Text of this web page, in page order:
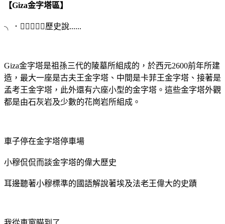
【Giza金字塔區】
╮．﹏．╭歷史說......
Giza金字塔是祖孫三代的陵墓所組成的，於西元2600前年所建
造，最大一座是古夫王金字塔、中間是卡菲王金字塔、接著是
孟考王金字塔，此外還有六座小型的金字塔。這些金字塔外觀
都是由石灰岩及少數的花崗岩所組成。
車子停在金字塔停車場
小穆侃侃而談金字塔的偉大歷史
耳邊聽著小穆標準的國語解說著埃及法老王偉大的史蹟